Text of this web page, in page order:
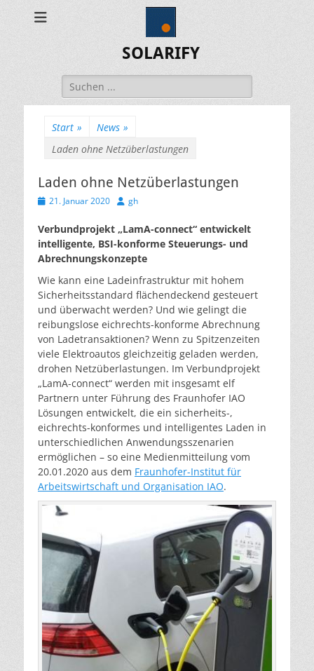
SOLARIFY
Suchen
nach:
Start » News »
Laden ohne Netzüberlastungen
Laden ohne Netzüberlastungen
Veröffentlicht
21. Januar 2020 Autor
gh
Verbundprojekt „LamA-connect“ entwickelt
intelligente, BSI-konforme Steuerungs- und
Abrechnungskonzepte
Wie kann eine Ladeinfrastruktur mit hohem
Sicherheitsstandard flächendeckend gesteuert
und überwacht werden? Und wie gelingt die
reibungslose eichrechts-konforme Abrechnung
von Ladetransaktionen? Wenn zu Spitzenzeiten
viele Elektroautos gleichzeitig geladen werden,
drohen Netzüberlastungen. Im Verbundprojekt
„LamA-connect“ werden mit insgesamt elf
Partnern unter Führung des Fraunhofer IAO
Lösungen entwickelt, die ein sicherheits-,
eichrechts-konformes und intelligentes Laden in
unterschiedlichen Anwendungsszenarien
ermöglichen – so eine Medienmitteilung vom
20.01.2020 aus dem Fraunhofer-Institut für
Arbeitswirtschaft und Organisation IAO.